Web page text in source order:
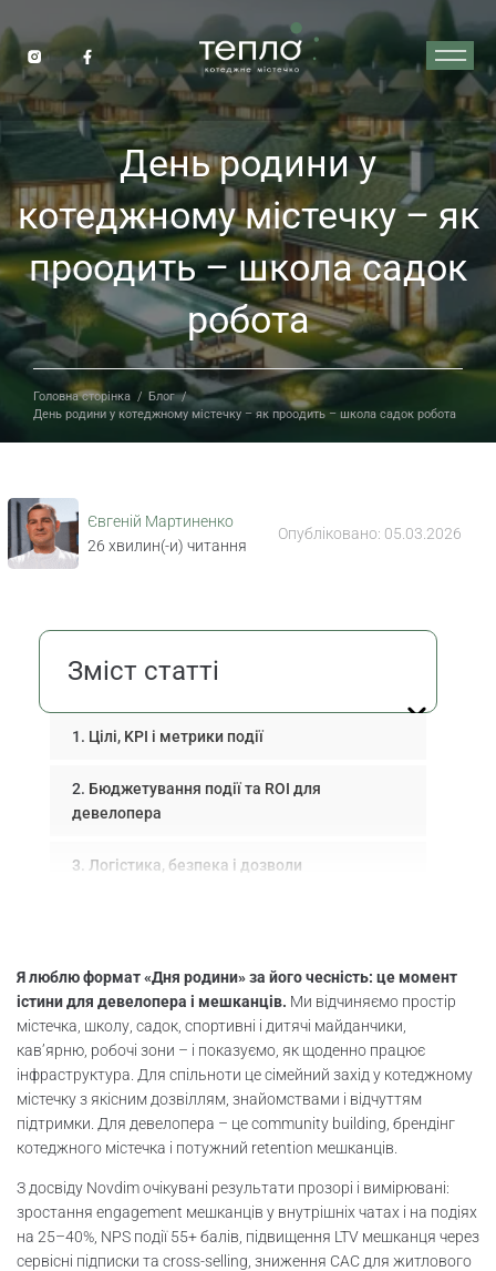
День родини у
котеджному містечку – як
проодить – школа садок
робота
Головна сторінка / Блог /
День родини у котеджному містечку – як проодить – школа садок робота
Євгеній Мартиненко
26 хвилин(-и) читання
Опубліковано: 05.03.2026
Зміст статті
Цілі, KPI і метрики події
Бюджетування події та ROI для
девелопера
Логістика, безпека і дозволи
Інтеграція сервісів зі школами і садками
Складання програми балансу за віком
Таблиця форматів активностей
Стратегія залучення мешканців
Технічні рішення для організації
Персонал і волонтери: сценарії ведучого
Я люблю формат «Дня родини» за його чесність: це момент
істини для девелопера і мешканців. Ми відчиняємо простір
містечка, школу, садок, спортивні і дитячі майданчики,
кав’ярню, робочі зони – і показуємо, як щоденно працює
інфраструктура. Для спільноти це сімейний захід у котеджному
містечку з якісним дозвіллям, знайомствами і відчуттям
підтримки. Для девелопера – це community building, брендінг
котеджного містечка і потужний retention мешканців.
З досвіду Novdim очікувані результати прозорі і вимірювані:
зростання engagement мешканців у внутрішніх чатах і на подіях
на 25–40%, NPS події 55+ балів, підвищення LTV мешканця через
сервісні підписки та cross-selling, зниження CAC для житлового